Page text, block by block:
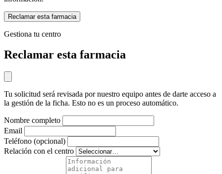
Reclamar esta farmacia
Gestiona tu centro
Reclamar esta farmacia
Tu solicitud será revisada por nuestro equipo antes de darte acceso a
la gestión de la ficha. Esto no es un proceso automático.
Nombre completo
Email
Teléfono (opcional)
Relación con el centro